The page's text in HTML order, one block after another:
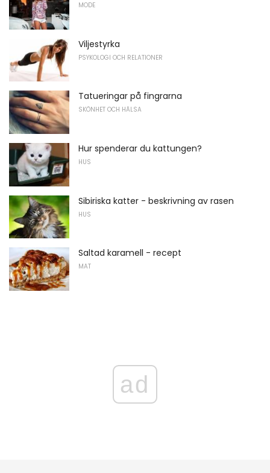
MODE
Viljestyrka
PSYKOLOGI OCH RELATIONER
Tatueringar på fingrarna
SKÖNHET OCH HÄLSA
Hur spenderar du kattungen?
HUS
Sibiriska katter - beskrivning av rasen
HUS
Saltad karamell - recept
MAT
ad